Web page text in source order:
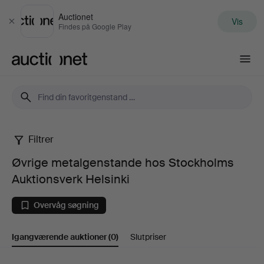
Luk
Auctionet
Findes på Google Play Vis
Øvrige
metalgenstande
hos
Stockholms
Filtrer
Øvrige metalgenstande hos Stockholms
Auktionsverk Helsinki
Overvåg søgning
Igangværende auktioner(0) Slutpriser